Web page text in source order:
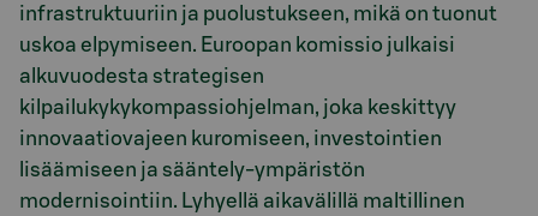
infrastruktuuriin ja puolustukseen, mikä on tuonut
uskoa elpymiseen. Euroopan komissio julkaisi
alkuvuodesta strategisen
kilpailukykykompassiohjelman, joka keskittyy
innovaatiovajeen kuromiseen, investointien
lisäämiseen ja sääntely-ympäristön
modernisointiin. Lyhyellä aikavälillä maltillinen